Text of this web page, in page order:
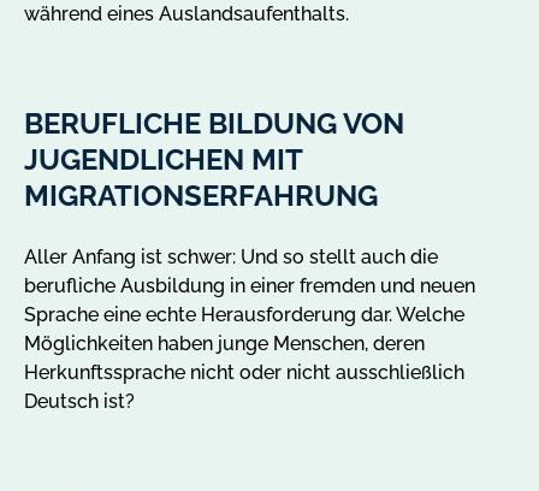
während eines Auslandsaufenthalts.
BERUFLICHE BILDUNG VON
JUGENDLICHEN MIT
MIGRATIONSERFAHRUNG
Aller Anfang ist schwer: Und so stellt auch die
berufliche Ausbildung in einer fremden und neuen
Sprache eine echte Herausforderung dar. Welche
Möglichkeiten haben junge Menschen, deren
Herkunftssprache nicht oder nicht ausschließlich
Deutsch ist?